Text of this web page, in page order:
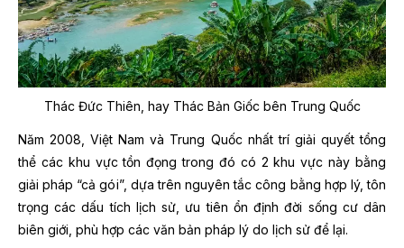
Thác Đức Thiên, hay Thác Bản Giốc bên Trung Quốc
Năm 2008, Việt Nam và Trung Quốc nhất trí giải quyết tổng
thể các khu vực tồn đọng trong đó có 2 khu vực này bằng
giải pháp “cả gói”, dựa trên nguyên tắc công bằng hợp lý, tôn
trọng các dấu tích lịch sử, ưu tiên ổn định đời sống cư dân
biên giới, phù hợp các văn bản pháp lý do lịch sử để lại.